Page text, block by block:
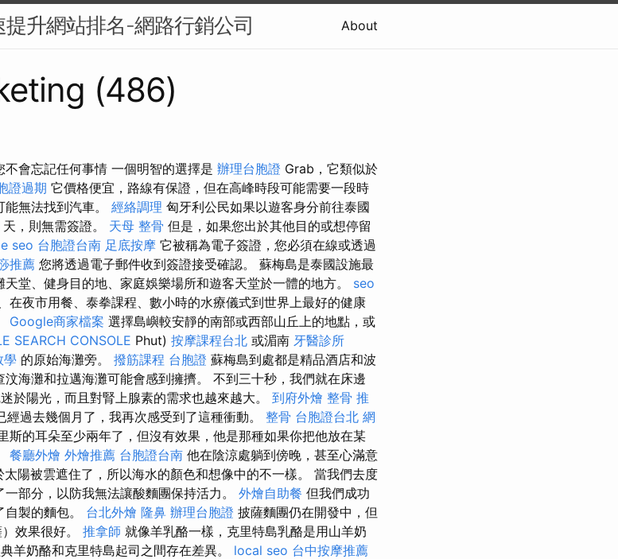
升網站排名-網路行銷公司 About
(486)
會忘記任何事情 一個明智的選擇是 辦理台胞證 Grab，它類似於
證過期 它價格便宜，路線有保證，但在高峰時段可能需要一段時
無法找到汽車。 經絡調理 匈牙利公民如果以遊客身分前往泰國
天，則無需簽證。 天母 整骨 但是，如果您出於其他目的或想停留
seo 台胞證台南 足底按摩 它被稱為電子簽證，您必須在線或透過
推薦 您將透過電子郵件收到簽證接受確認。 蘇梅島是泰國設施最
堂、健身目的地、家庭娛樂場所和遊客天堂於一體的地方。 seo
在夜市用餐、泰拳課程、數小時的水療儀式到世界上最好的健康
Google商家檔案 選擇島嶼較安靜的南部或西部山丘上的地點，或
SEARCH CONSOLE Phut) 按摩課程台北 或湄南 牙醫診所
學 的原始海灘旁。 撥筋課程 台胞證 蘇梅島到處都是精品酒店和波
海灘和拉邁海灘可能會感到擁擠。 不到三十秒，我們就在床邊
於陽光，而且對腎上腺素的需求也越來越大。 到府外燴 整骨 推
經過去幾個月了，我再次感受到了這種衝動。 整骨 台胞證台北 網
斯的耳朵至少兩年了，但沒有效果，他是那種如果你把他放在某
餐廳外燴 外燴推薦 台胞證台南 他在陰涼處躺到傍晚，甚至心滿意
太陽被雲遮住了，所以海水的顏色和想像中的不一樣。 當我們去度
部分，以防我無法讓酸麵團保持活力。 外燴自助餐 但我們成功
製的麵包。 台北外燴 隆鼻 辦理台胞證 披薩麵團仍在開發中，但
效果很好。 推拿師 就像羊乳酪一樣，克里特島乳酪是用山羊奶
羊奶酪和克里特島起司之間存在差異。 local seo 台中按摩推薦